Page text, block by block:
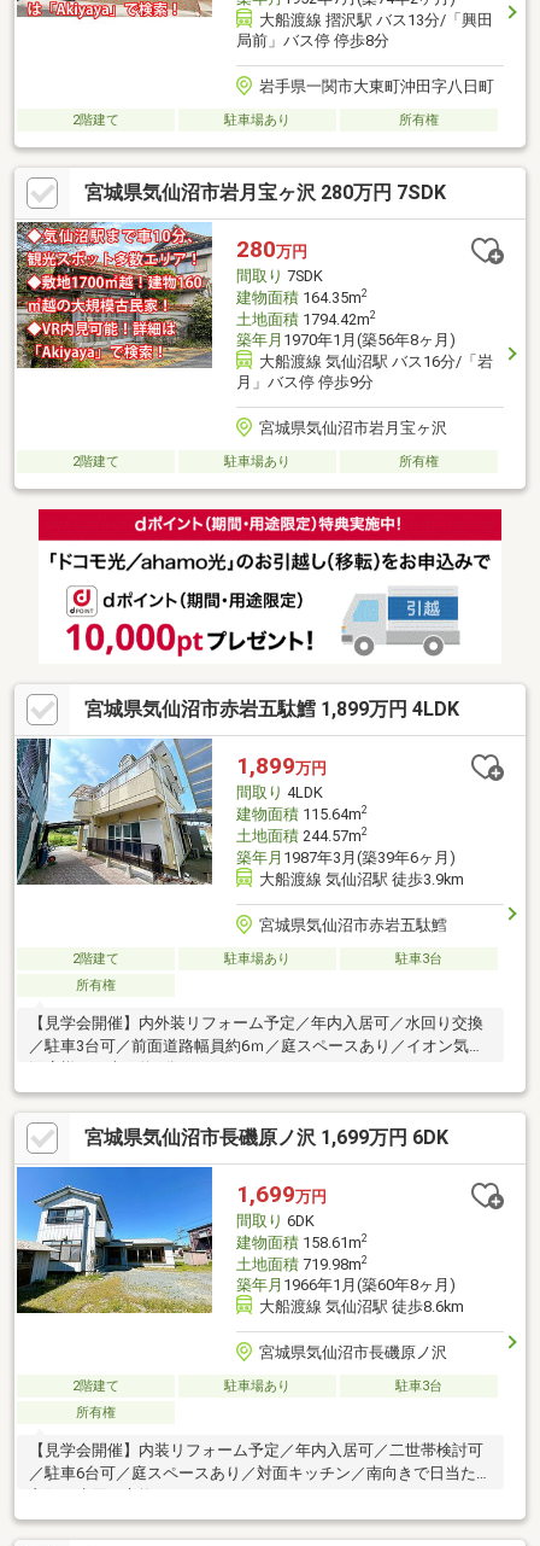
大船渡線 摺沢駅 バス13分/「興田
局前」バス停 停歩8分
岩手県一関市大東町沖田字八日町
2階建て 駐車場あり 所有権
宮城県気仙沼市岩月宝ヶ沢 280万円 7SDK
280万円
間取り 7SDK
建物面積164.35m2
土地面積1794.42m2
築年月 1970年1月(築56年8ヶ月)
大船渡線 気仙沼駅 バス16分/「岩
月」バス停 停歩9分
宮城県気仙沼市岩月宝ヶ沢
2階建て 駐車場あり 所有権
宮城県気仙沼市赤岩五駄鱈 1,899万円 4LDK
1,899万円
間取り 4LDK
建物面積115.64m2
土地面積244.57m2
築年月 1987年3月(築39年6ヶ月)
大船渡線 気仙沼駅 徒歩3.9km
宮城県気仙沼市赤岩五駄鱈
2階建て 駐車場あり
駐車3台
所有権
【見学会開催】内外装リフォーム予定／年内入居可／水回り交換
／駐車3台可／前面道路幅員約6ｍ／庭スペースあり／イオン気仙
沼店様まで車で約3分（1.3km）／
宮城県気仙沼市長磯原ノ沢 1,699万円 6DK
1,699万円
間取り 6DK
建物面積158.61m2
土地面積719.98m2
築年月 1966年1月(築60年8ヶ月)
大船渡線 気仙沼駅 徒歩8.6km
宮城県気仙沼市長磯原ノ沢
2階建て 駐車場あり
駐車3台
所有権
【見学会開催】内装リフォーム予定／年内入居可／二世帯検討可
／駐車6台可／庭スペースあり／対面キッチン／南向きで日当たり